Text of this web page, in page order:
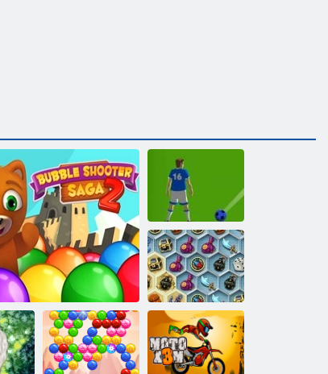
Футбольные
пузыри
Сокровища
мистического
моря